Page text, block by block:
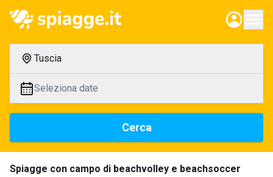
Tuscia
Seleziona date
Cerca
Spiagge con campo di beachvolley e beachsoccer